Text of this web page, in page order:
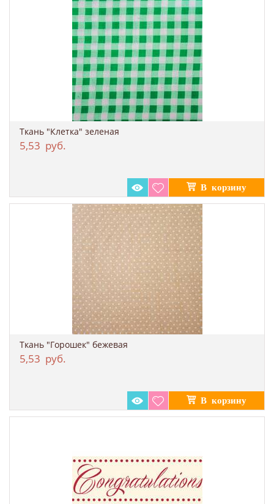
Ткань "Клетка" зеленая
5,53 руб.
Ткань "Горошек" бежевая
5,53 руб.